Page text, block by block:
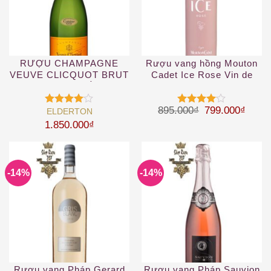
RƯỢU CHAMPAGNE
VEUVE CLICQUOT BRUT
Được
xếp hạng
ELDERTON
1.850.000₫
Rượu vang hồng Mouton
Cadet Ice Rose Vin de
Được
895.000₫ Giá gốc là:
799.000₫
-14% -14%